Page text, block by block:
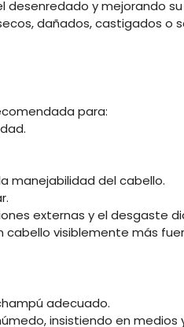
desenredado y mejorando
dañados, castigados o
para:
manejabilidad del cabello.
externas y el desgaste
cabello visiblemente más
adecuado.
insistiendo en medios